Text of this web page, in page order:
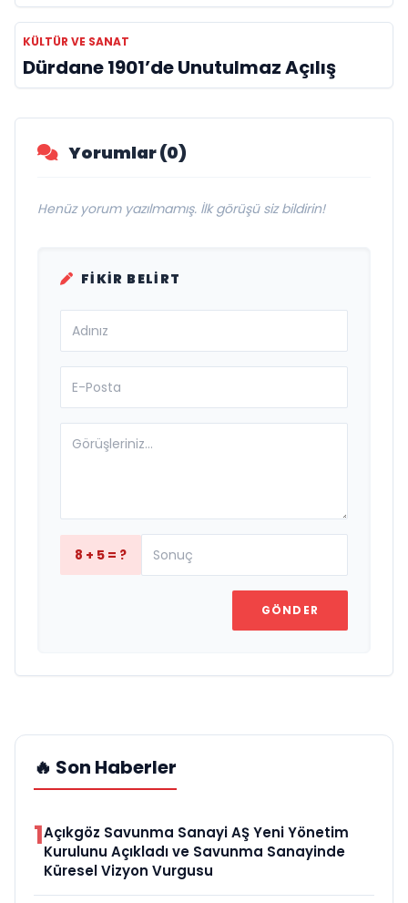
KÜLTÜR VE SANAT
Dürdane 1901’de Unutulmaz Açılış
Yorumlar (0)
Henüz yorum yazılmamış. İlk görüşü siz bildirin!
FIKIR BELIRT
8 + 5 = ?
GÖNDER
🔥 Son Haberler
1Açıkgöz Savunma Sanayi AŞ Yeni Yönetim
Kurulunu Açıkladı ve Savunma Sanayinde
Küresel Vizyon Vurgusu